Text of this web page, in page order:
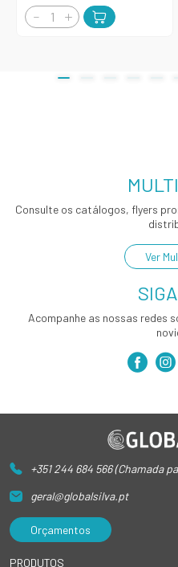
Consulte os catálogos, flyers
Ver
Acompanhe as nossas redes
+351 244 684 566 (Chamada
geral@globalsilva.pt
Orçamentos
PRODUTOS